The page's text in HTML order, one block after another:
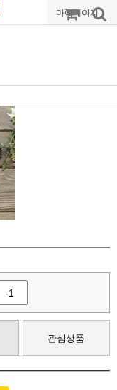
회 마이페이지
-1
관심상품